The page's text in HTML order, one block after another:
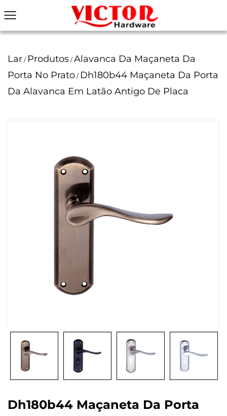
Lar / Produtos /Alavanca Da Maçaneta Da
Porta No Prato / Dh180b44 Maçaneta Da Porta
Da Alavanca Em Latão Antigo De Placa
Dh180b44 Maçaneta Da Porta